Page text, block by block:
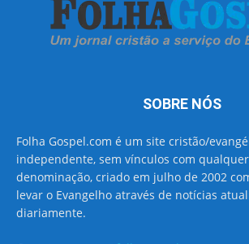
SOBRE NÓS
Folha Gospel.com é um site cristão/
independente, sem vínculos com
denominação, criado em julho de 2002
levar o Evangelho através de notícias
diariamente.